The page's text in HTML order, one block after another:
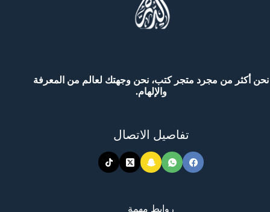
نحن أكثر من مجرد متجر كتب، نحن وجهتك لعالم من المعرفة
والإلهام.
تفاصيل الاتصال
روابط مهمة